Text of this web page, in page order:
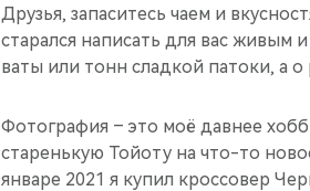
Друзья, запаситесь чаем и
старался написать для вас живым
ваты или тонн сладкой патоки, а о
Фотография – это моё давнее
старенькую Тойоту на что-то
январе 2021 я купил кроссовер